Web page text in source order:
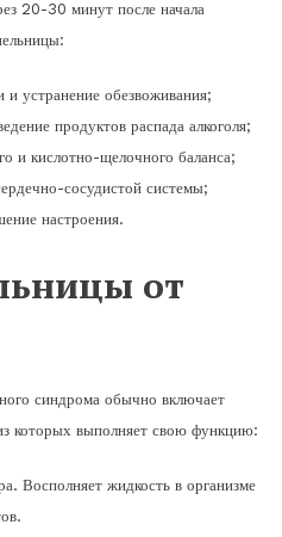
20-30 минут после начала
устранение обезвоживания;
продуктов распада алкоголя;
и кислотно-щелочного баланса;
сосудистой системы;
настроения.
от
синдрома обычно включает
которых выполняет свою функцию:
Восполняет жидкость в организме